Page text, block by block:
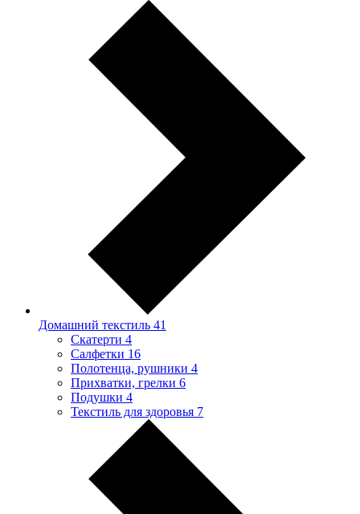
Домашний текстиль 41
Скатерти 4
Салфетки 16
Полотенца, рушники 4
Прихватки, грелки 6
Подушки 4
Текстиль для здоровья 7